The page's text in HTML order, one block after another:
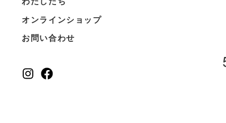
オンラインショップ
お問い合わせ